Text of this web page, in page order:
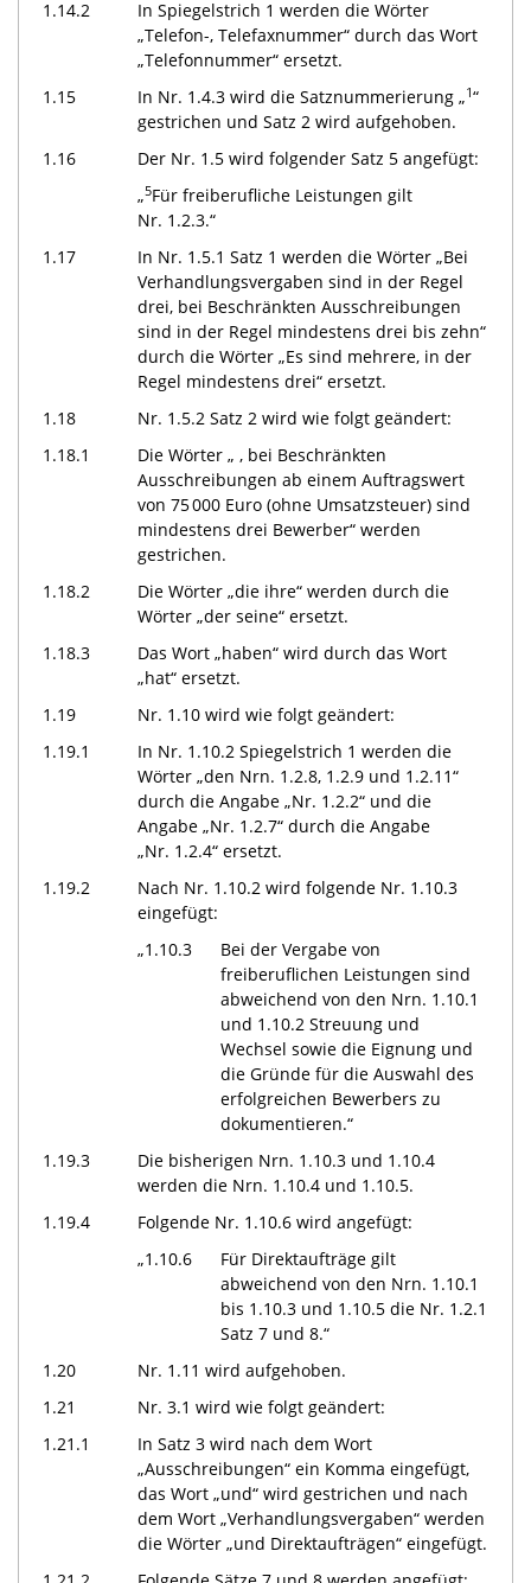
1.14.2
In Spiegelstrich 1 werden die Wörter
„Telefon-, Telefaxnummer“ durch das Wort
„Telefonnummer“ ersetzt.
1.15
In Nr. 1.4.3 wird die Satznummerierung „1“
gestrichen und Satz 2 wird aufgehoben.
1.16
Der Nr. 1.5 wird folgender Satz 5 angefügt:
„5Für freiberufliche Leistungen gilt
Nr. 1.2.3.“
1.17
In Nr. 1.5.1 Satz 1 werden die Wörter „Bei
Verhandlungsvergaben sind in der Regel
drei, bei Beschränkten Ausschreibungen
sind in der Regel mindestens drei bis zehn“
durch die Wörter „Es sind mehrere, in der
Regel mindestens drei“ ersetzt.
1.18
Nr. 1.5.2 Satz 2 wird wie folgt geändert:
1.18.1
Die Wörter „ , bei Beschränkten
Ausschreibungen ab einem Auftragswert
von 75 000 Euro (ohne Umsatzsteuer) sind
mindestens drei Bewerber“ werden
gestrichen.
1.18.2
Die Wörter „die ihre“ werden durch die
Wörter „der seine“ ersetzt.
1.18.3
Das Wort „haben“ wird durch das Wort
„hat“ ersetzt.
1.19
Nr. 1.10 wird wie folgt geändert:
1.19.1
In Nr. 1.10.2 Spiegelstrich 1 werden die
Wörter „den Nrn. 1.2.8, 1.2.9 und 1.2.11“
durch die Angabe „Nr. 1.2.2“ und die
Angabe „Nr. 1.2.7“ durch die Angabe
„Nr. 1.2.4“ ersetzt.
1.19.2
Nach Nr. 1.10.2 wird folgende Nr. 1.10.3
eingefügt:
„1.10.3
Bei der Vergabe von
freiberuflichen Leistungen sind
abweichend von den Nrn. 1.10.1
und 1.10.2 Streuung und
Wechsel sowie die Eignung und
die Gründe für die Auswahl des
erfolgreichen Bewerbers zu
dokumentieren.“
1.19.3
Die bisherigen Nrn. 1.10.3 und 1.10.4
werden die Nrn. 1.10.4 und 1.10.5.
1.19.4
Folgende Nr. 1.10.6 wird angefügt:
„1.10.6
Für Direktaufträge gilt
abweichend von den Nrn. 1.10.1
bis 1.10.3 und 1.10.5 die Nr. 1.2.1
Satz 7 und 8.“
1.20
Nr. 1.11 wird aufgehoben.
1.21
Nr. 3.1 wird wie folgt geändert:
1.21.1
In Satz 3 wird nach dem Wort
„Ausschreibungen“ ein Komma eingefügt,
das Wort „und“ wird gestrichen und nach
dem Wort „Verhandlungsvergaben“ werden
die Wörter „und Direktaufträgen“ eingefügt.